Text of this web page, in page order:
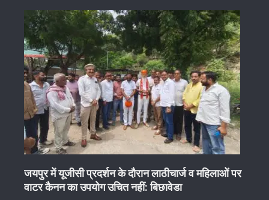
जयपुर में यूजीसी प्रदर्शन के दौरान लाठीचार्ज व महिलाओं पर
वाटर कैनन का उपयोग उचित नहीं: बिछावेडा